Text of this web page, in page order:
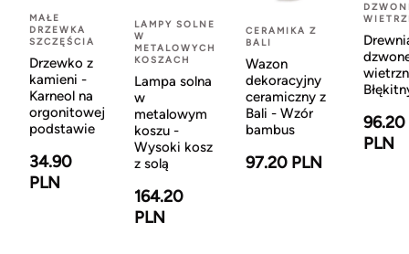
MAŁE
DRZEWKA
SZCZĘŚCIA
Drzewko z
kamieni -
Karneol na
orgonitowej
podstawie
34.90
PLN
LAMPY SOLNE
W
METALOWYCH
KOSZACH
Lampa solna
w
metalowym
koszu -
Wysoki kosz
z solą
164.20
PLN
CERAMIKA Z
BALI
Wazon
dekoracyjny
ceramiczny z
Bali - Wzór
bambus
97.20 PLN
96.20
PLN